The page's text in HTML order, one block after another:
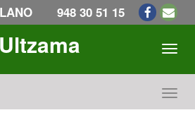
948 30 51 15
Ultzama